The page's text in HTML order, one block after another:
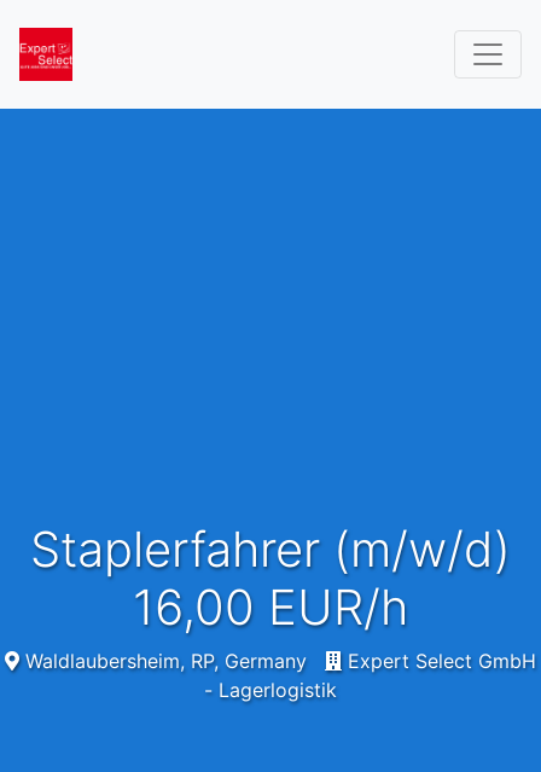
Staplerfahrer (m/w/d)
16,00 EUR/h
Waldlaubersheim, RP, Germany
Expert Select GmbH
- Lagerlogistik